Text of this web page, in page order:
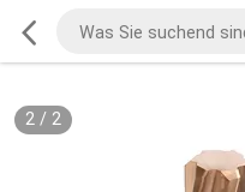
2/ 2